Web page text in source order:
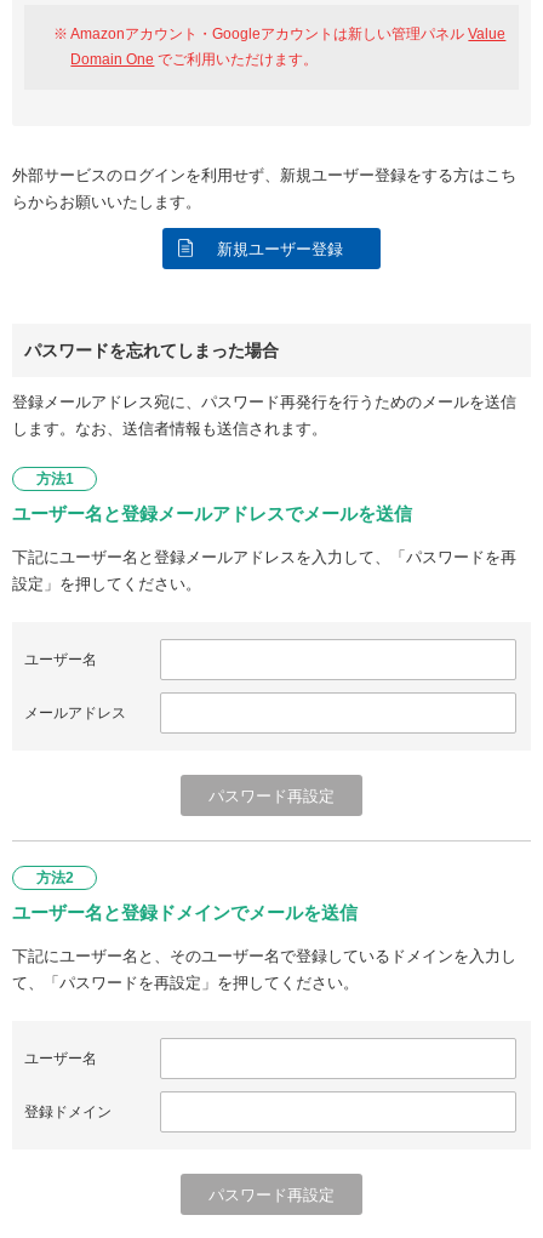
Amazonアカウント・Googleアカウントは新しい管理パネルValue
Domain One でご利用いただけます。
外部サービスのログインを利用せず、新規ユーザー登録をする方はこち
らからお願いいたします。
新規ユーザー登録
パスワードを忘れてしまった場合
登録メールアドレス宛に、パスワード再発行を行うためのメールを送信
します。なお、送信者情報も送信されます。
方法1
ユーザー名と登録メールアドレスでメールを送信
下記にユーザー名と登録メールアドレスを入力して、「パスワードを再
設定」を押してください。
ユーザー名
メールアドレス
方法2
ユーザー名と登録ドメインでメールを送信
下記にユーザー名と、そのユーザー名で登録しているドメインを入力し
て、「パスワードを再設定」を押してください。
ユーザー名
登録ドメイン